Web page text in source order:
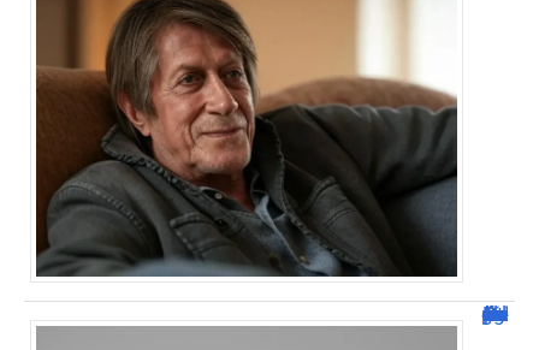
Dafont Police : guide complet pour télécharger !